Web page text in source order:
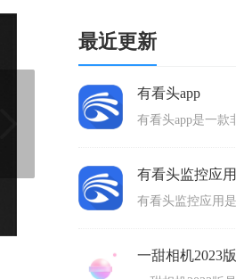
最近更新
有看头app
有看头监控应用
一甜相机2023版